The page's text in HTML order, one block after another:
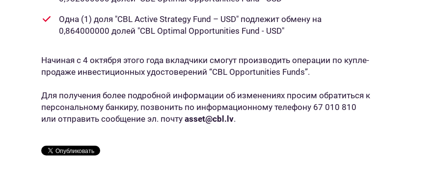
Одна (1) доля "CBL Active Strategy Fund – USD" подлежит обмену на
0,864000000 долей "CBL Optimal Opportunities Fund - USD"
Начиная с 4 октября этого года вкладчики смогут производить операции по купле-
продаже инвестиционных удостоверений “CBL Opportunities Funds”.
Для получения более подробной информации об изменениях просим обратиться к
персональному банкиру, позвонить по информационному телефону 67 010 810
или отправить сообщение эл. почту asset@cbl.lv.